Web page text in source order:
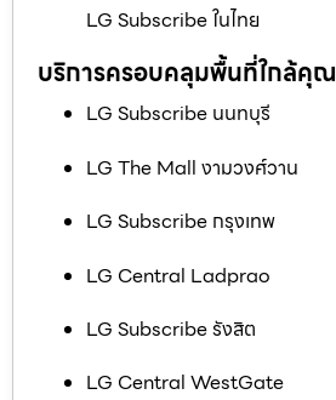
LG Subscribe ในไทย
บริการครอบคลุมพื้นที่ใกล้คุณ
LG Subscribe นนทบุรี
LG The Mall งามวงศ์วาน
LG Subscribe กรุงเทพ
LG Central Ladprao
LG Subscribe รังสิต
LG Central WestGate